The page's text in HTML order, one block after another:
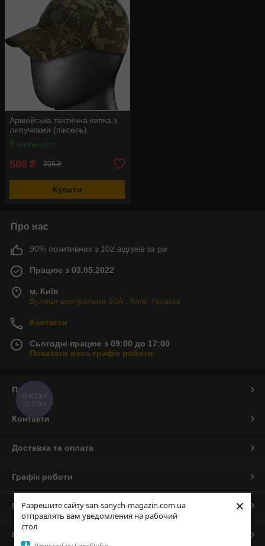
Разрешите сайту san-sanych-magazin.com.ua
отправлять вам уведомления на рабочий
стол
×
Армейська тактична кепка з
липучками (піксель)
В наявності
588 ₴ 708 ₴
Купити
Про нас
90% позитивних з 102 відгуків за рік
Працює з 03.05.2022
м. Київ
Вулиця центральна 10А , Київ, Україна
Контакти
Сьогодні працює з 09:00 до 17:00
Показати весь графік роботи
Про нас
Контакти
Доставка та оплата
Графік роботи
Повна версія сайту
Сайт створено на маркетплейсі
КНОПКА
ЗВ'ЯЗКУ